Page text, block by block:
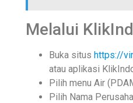
Melalui
Buka situs https://
atau aplikasi
Pilih menu Air
Pilih Nama